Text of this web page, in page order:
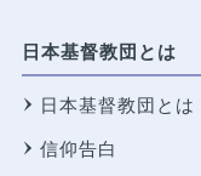
日本基督教団とは
日本基督教団とは
信仰告白